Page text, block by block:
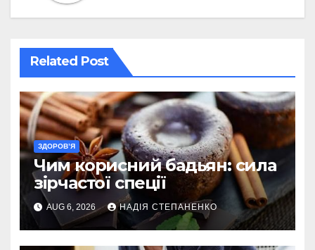
Related Post
ЗДОРОВ’Я
Чим корисний бадьян: сила
зірчастої спеції
AUG 6, 2026 НАДІЯ СТЕПАНЕНКО